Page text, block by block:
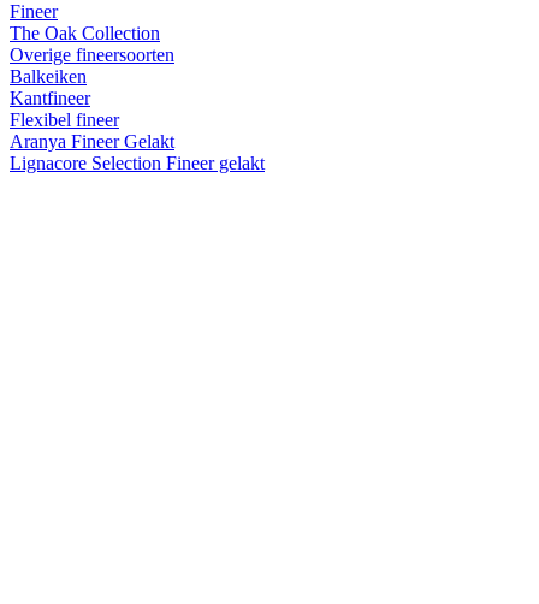
Fineer
The Oak Collection
Overige fineersoorten
Balkeiken
Kantfineer
Flexibel fineer
Aranya Fineer Gelakt
Lignacore Selection Fineer gelakt